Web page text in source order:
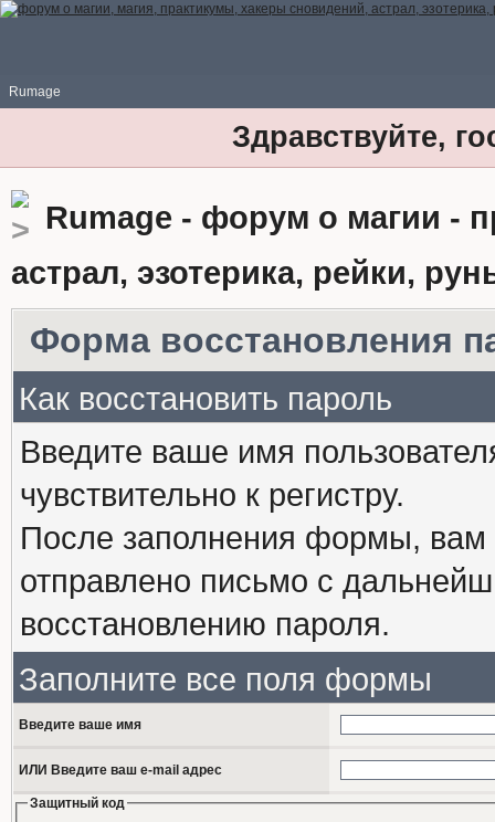
Rumage
Здравствуйте,
Rumage - форум о магии -
астрал, эзотерика, рейки,
Форма восстановления
Как восстановить пароль
Введите ваше имя
чувствительно к регистру.
После заполнения формы, вам
отправлено письмо с
восстановлению пароля.
Заполните все поля формы
Введите ваше имя
ИЛИ Введите ваш e-mail адрес
Защитный код